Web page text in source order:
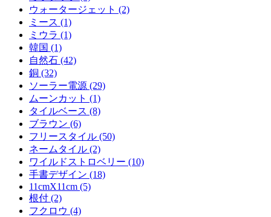
ウォータージェット (2)
ミース (1)
ミウラ (1)
韓国 (1)
自然石 (42)
銅 (32)
ソーラー電源 (29)
ムーンカット (1)
タイルベース (8)
ブラウン (6)
フリースタイル (50)
ネームタイル (2)
ワイルドストロベリー (10)
手書デザイン (18)
11cmX11cm (5)
根付 (2)
フクロウ (4)